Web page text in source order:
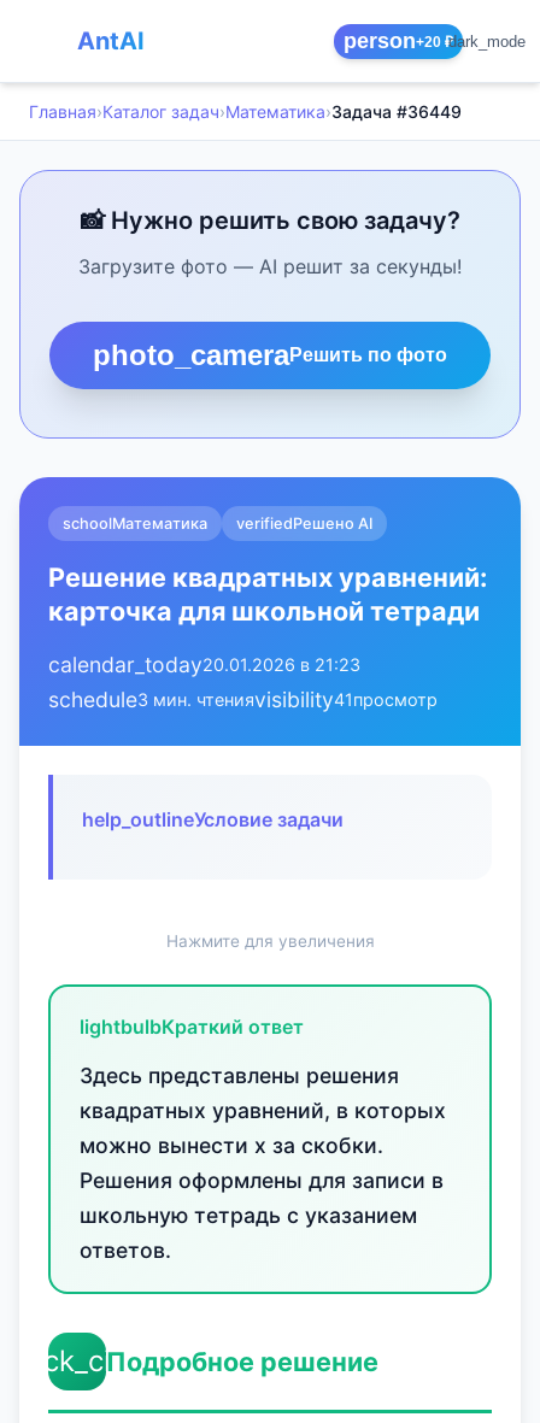
AntAI person+20 ₽dark_mode
Главная›Каталог задач›Математика›Задача #36449
📸 Нужно решить свою задачу?
Загрузите фото — AI решит за секунды!
photo_cameraРешить по фото
schoolМатематика verifiedРешено AI
Решение квадратных уравнений:
карточка для школьной тетради
calendar_today20.01.2026 в 21:23
schedule3 мин. чтенияvisibility41просмотр
help_outlineУсловие задачи
Нажмите для увеличения
lightbulbКраткий ответ
Здесь представлены решения
квадратных уравнений, в которых
можно вынести x за скобки.
Решения оформлены для записи в
школьную тетрадь с указанием
ответов.
Подробное решение